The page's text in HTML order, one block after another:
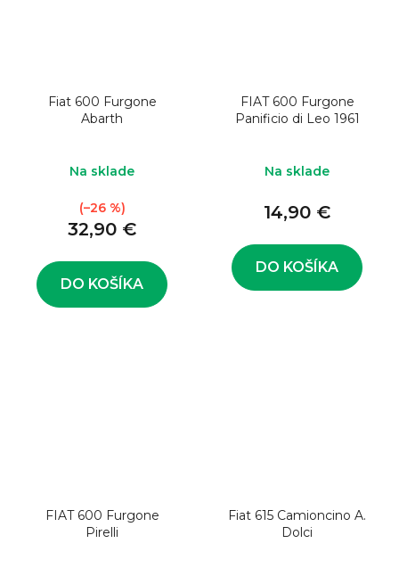
Fiat 600 Furgone
Abarth
Na sklade
32,90 €
(–26 %)
DO KOŠÍKA
FIAT 600 Furgone
Panificio di Leo 1961
Na sklade
14,90 €
DO KOŠÍKA
FIAT 600 Furgone
Pirelli
Fiat 615 Camioncino A.
Dolci